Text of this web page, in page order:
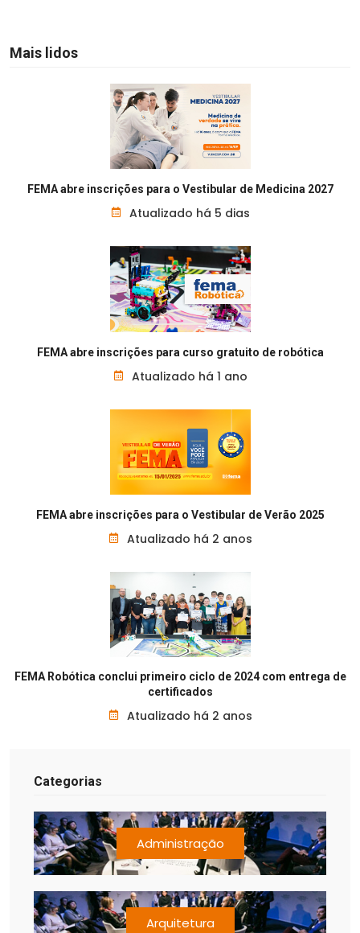
Mais lidos
FEMA abre inscrições para o Vestibular de Medicina 2027
Atualizado há 5 dias
FEMA abre inscrições para curso gratuito de robótica
Atualizado há 1 ano
FEMA abre inscrições para o Vestibular de Verão 2025
Atualizado há 2 anos
FEMA Robótica conclui primeiro ciclo de 2024 com entrega de
certificados
Atualizado há 2 anos
Categorias
Administração
Arquitetura